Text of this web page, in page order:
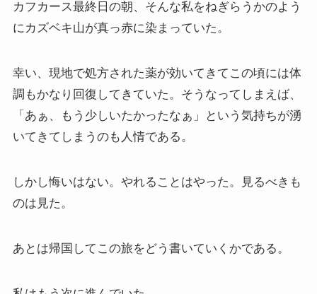
ニーチェとドストエフスキー
フランス文学と歴史・文化
イギリス・ドイツ文学と歴史・文化
名作の宝庫・シェイクスピア
カフカース最終日の朝、そんな私をねぎらうかのよう
にカズベキ山が真っ赤に染まっていた。
幸い、現地で処方された薬が効いてきてこの頃には体
調もかなり回復してきていた。そうなってしまえば、
「あぁ、もう少しいたかったなぁ」という気持ちが湧
いてきてしまうのも人情である。
しかし悔いはない。やれることはやった。見るべきも
のは見た。
あとは帰国してこの旅をどう書いていくかである。